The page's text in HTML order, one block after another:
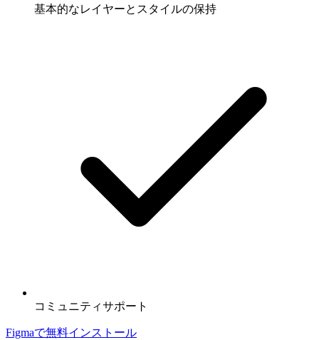
基本的なレイヤーとスタイルの保持
コミュニティサポート
Figmaで無料インストール